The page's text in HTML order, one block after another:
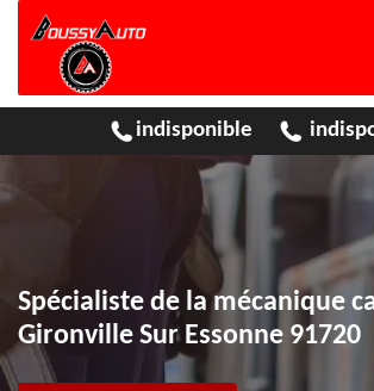
indisponible
Spécialiste de la mécanique
Gironville Sur Essonne 91720